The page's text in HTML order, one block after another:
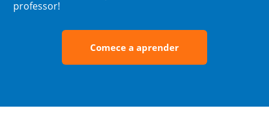
professor!
Comece a aprender